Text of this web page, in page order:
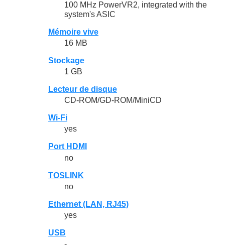
100 MHz PowerVR2, integrated with the
system's ASIC
Mémoire vive
16 MB
Stockage
1 GB
Lecteur de disque
CD-ROM/GD-ROM/MiniCD
Wi-Fi
yes
Port HDMI
no
TOSLINK
no
Ethernet (LAN, RJ45)
yes
USB
-